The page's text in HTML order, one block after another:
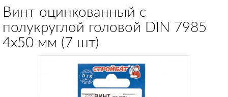
Винт оцинкованный с
полукруглой головой DIN 7985
4х50 мм (7 шт)